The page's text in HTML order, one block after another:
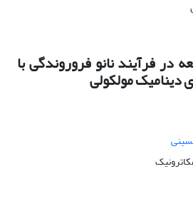
فرآیند نانو فروروندگی با
دینامیک مولکولی